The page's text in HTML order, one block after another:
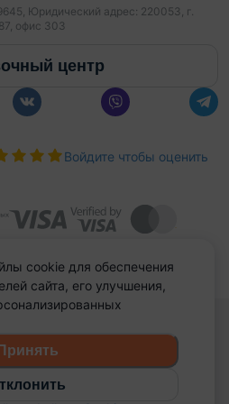
Юридический адрес: 220053, г.
офис 303
центр
Войдите чтобы оценить
куки
материалов допускается
cookie для обеспечения
сайта, его улучшения,
Принять